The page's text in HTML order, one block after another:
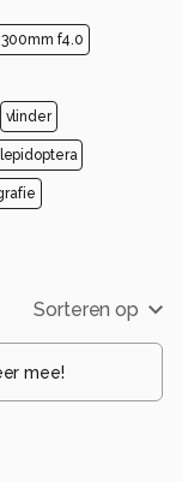
f4.0
vlinder
lepidoptera
Sorteren op
mee!